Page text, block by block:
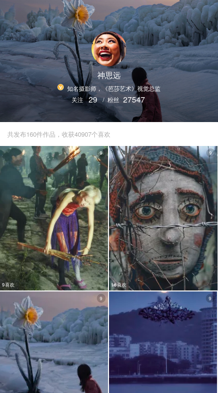
神思远
知名摄影师，《芭莎艺术》视觉总监
关注
29 / 粉丝 27547
共发布160件作品，收获40907个喜欢
9喜欢
9
16喜欢
9
9 9